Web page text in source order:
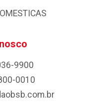
9900
0010